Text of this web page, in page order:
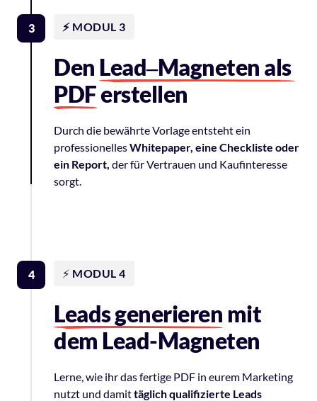
3 ⚡️ MODUL 3
Den Lead‒Magneten
als
PDF erstellen
Durch die bewährte Vorlage entsteht
professionelles Whitepaper, eine Checkliste
ein Report, der für Vertrauen und
sorgt.
4 ⚡️ MODUL 4
Leads generieren mit
dem Lead-Magneten
Lerne, wie ihr das fertige PDF in eurem
nutzt und damit täglich qualifizierte Leads